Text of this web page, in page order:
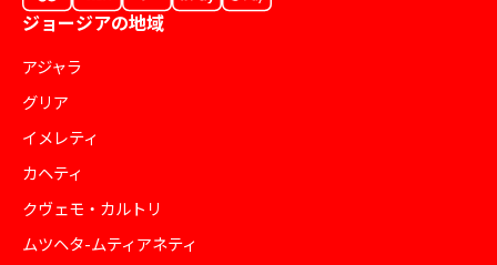
ジョージアの地域
アジャラ
グリア
イメレティ
カヘティ
クヴェモ・カルトリ
ムツヘタ-ムティアネティ